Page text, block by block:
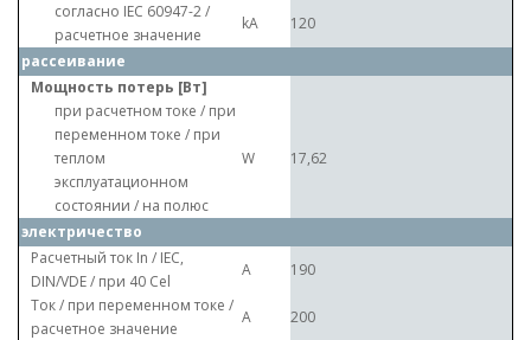
согласно IEC 60947-2 /
расчетное значение
kA
120
рассеивание
Мощность потерь [Вт]
при расчетном токе / при
переменном токе / при
теплом
эксплуатационном
состоянии / на полюс
W 17,62
электричество
Расчетный ток In / IEC,
DIN/VDE / при 40 Cel
A
190
Ток / при переменном токе /
расчетное значение
A
200